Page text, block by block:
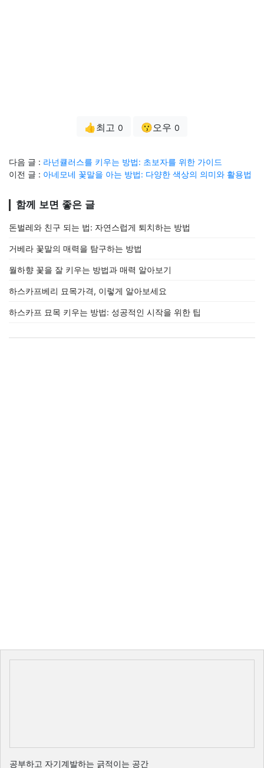
👍최고 0 😗오우 0
다음 글 : 라넌큘러스를 키우는 방법: 초보자를 위한 가이드
이전 글 : 아네모네 꽃말을 아는 방법: 다양한 색상의 의미와 활용법
함께 보면 좋은 글
돈벌레와 친구 되는 법: 자연스럽게 퇴치하는 방법
거베라 꽃말의 매력을 탐구하는 방법
월하향 꽃을 잘 키우는 방법과 매력 알아보기
하스카프베리 묘목가격, 이렇게 알아보세요
하스카프 묘목 키우는 방법: 성공적인 시작을 위한 팁
공부하고 자기계발하는 긁적이는 공간